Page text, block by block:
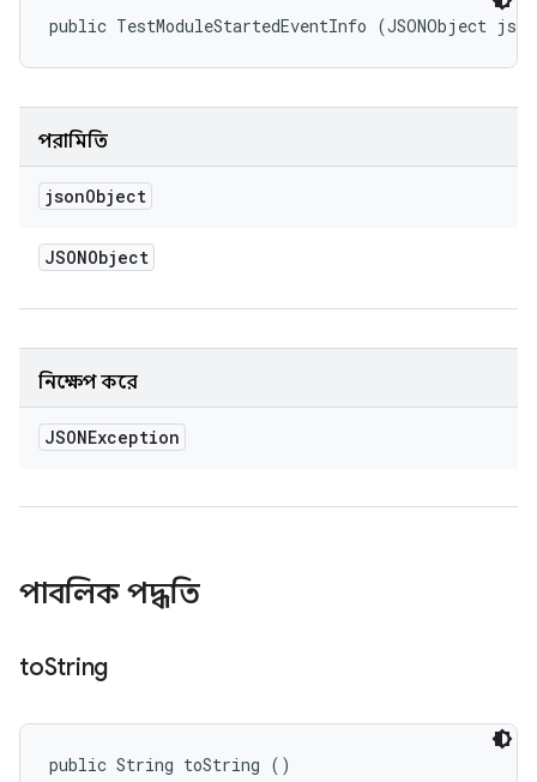
public TestModuleStartedEventInfo (JSONObject
পরামিতি
jsonObject
JSONObject
নিক্ষেপ করে
JSONException
পাবলিক পদ্ধতি
toString
public String toString ()